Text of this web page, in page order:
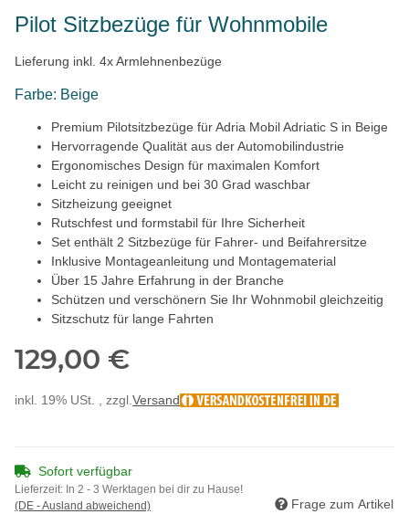
Pilot Sitzbezüge für Wohnmobile
Lieferung inkl. 4x Armlehnenbezüge
Farbe: Beige
Premium Pilotsitzbezüge für Adria Mobil Adriatic S in Beige
Hervorragende Qualität aus der Automobilindustrie
Ergonomisches Design für maximalen Komfort
Leicht zu reinigen und bei 30 Grad waschbar
Sitzheizung geeignet
Rutschfest und formstabil für Ihre Sicherheit
Set enthält 2 Sitzbezüge für Fahrer- und Beifahrersitze
Inklusive Montageanleitung und Montagematerial
Über 15 Jahre Erfahrung in der Branche
Schützen und verschönern Sie Ihr Wohnmobil gleichzeitig
Sitzschutz für lange Fahrten
129,00 €
inkl. 19% USt. , zzgl. Versand
Sofort verfügbar
Lieferzeit: In 2 - 3 Werktagen bei dir zu Hause!
(DE - Ausland abweichend)
Frage zum Artikel